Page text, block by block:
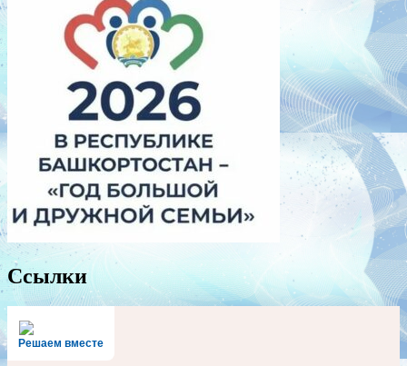
Ссылки
Решаем вместе